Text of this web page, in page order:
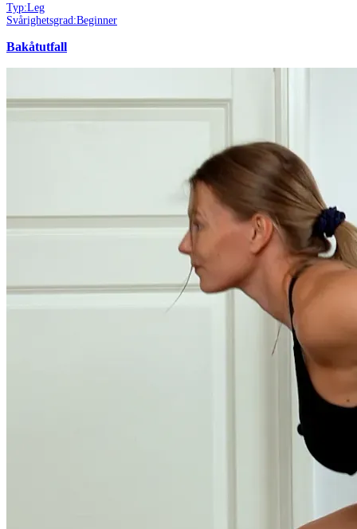
Typ:Leg
Svårighetsgrad:Beginner
Bakåtutfall